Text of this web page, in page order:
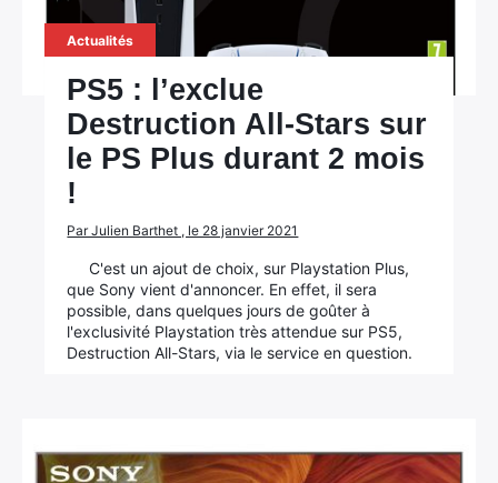
Actualités
PS5 : l’exclue
Destruction All-Stars sur
le PS Plus durant 2 mois
!
Par Julien Barthet , le 28 janvier 2021
C'est un ajout de choix, sur Playstation Plus,
que Sony vient d'annoncer. En effet, il sera
possible, dans quelques jours de goûter à
l'exclusivité Playstation très attendue sur PS5,
Destruction All-Stars, via le service en question.